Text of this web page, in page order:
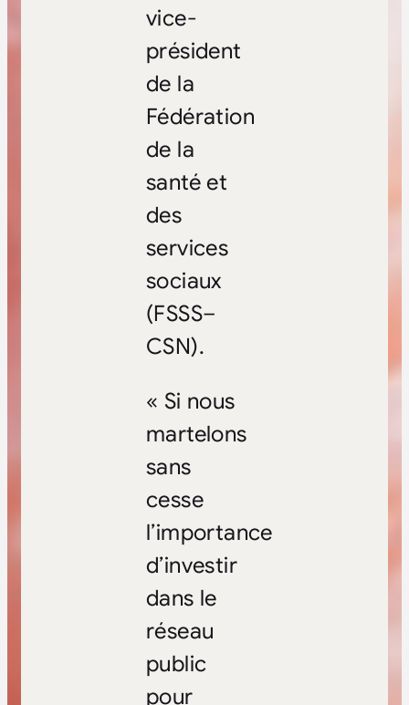
vice-
président
de la
Fédération
de la
santé et
des
services
sociaux
(FSSS–
CSN).
« Si nous
martelons
sans
cesse
l’importance
d’investir
dans le
réseau
public
pour